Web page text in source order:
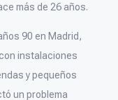
más de 26 años.
90 en Madrid,
instalaciones
y pequeños
un problema